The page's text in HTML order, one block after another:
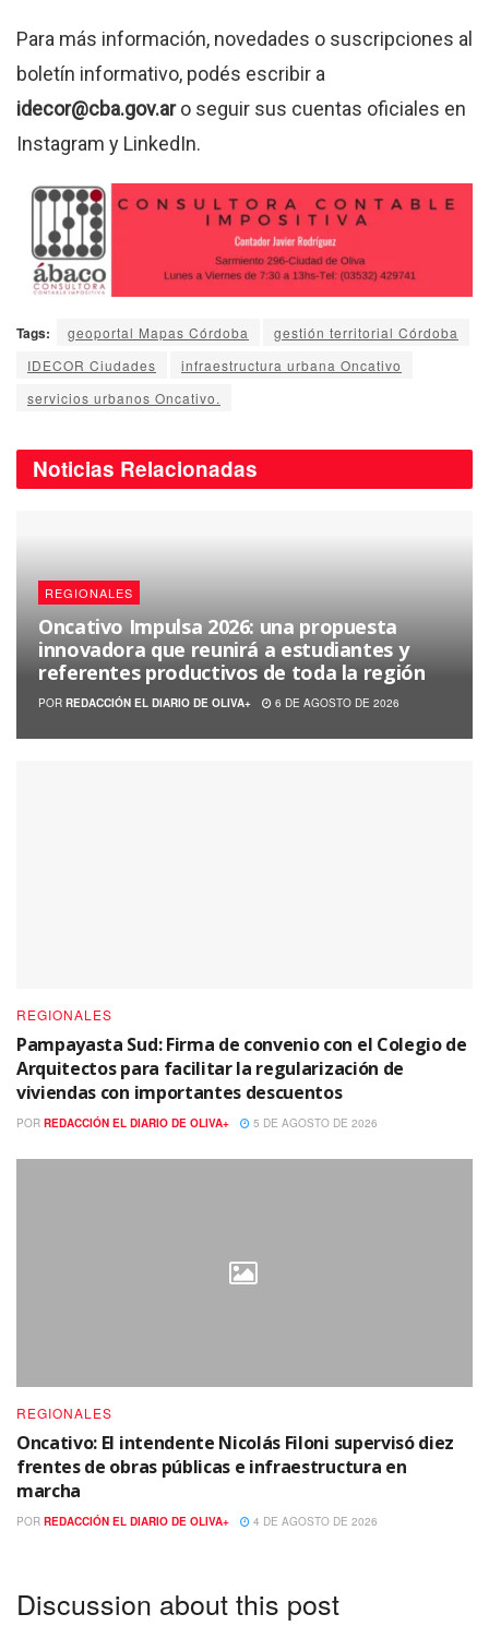
Para más información, novedades o suscripciones al
boletín informativo, podés escribir a
idecor@cba.gov.aro seguir sus cuentas oficiales en
Instagram y LinkedIn.
Tags: geoportal Mapas Córdoba
gestión territorial Córdoba
IDECOR Ciudades
infraestructura urbana Oncativo
servicios urbanos Oncativo.
Noticias Relacionadas
REGIONALES
Oncativo Impulsa 2026: una propuesta
innovadora que reunirá a estudiantes y
referentes productivos de toda la región
POR REDACCIÓN EL DIARIO DE OLIVA+ 6 DE AGOSTO DE 2026
REGIONALES
Pampayasta Sud: Firma de convenio con el Colegio de
Arquitectos para facilitar la regularización de
viviendas con importantes descuentos
POR REDACCIÓN EL DIARIO DE OLIVA+ 5 DE AGOSTO DE 2026
REGIONALES
Oncativo: El intendente Nicolás Filoni supervisó diez
frentes de obras públicas e infraestructura en
marcha
POR REDACCIÓN EL DIARIO DE OLIVA+ 4 DE AGOSTO DE 2026
Discussion about this post